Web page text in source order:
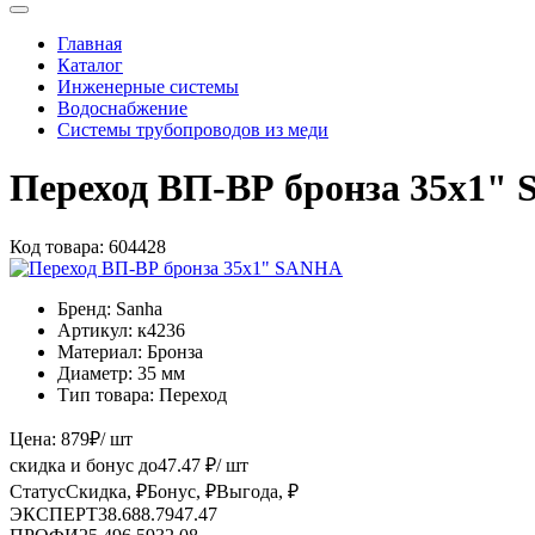
Главная
Каталог
Инженерные системы
Водоснабжение
Системы трубопроводов из меди
Переход ВП-ВР бронза 35x1"
Код товара: 604428
Бренд: Sanha
Артикул: к4236
Материал: Бронза
Диаметр: 35 мм
Тип товара: Переход
Цена: 879₽/ шт
скидка и бонус до47.47 ₽/ шт
СтатусСкидка, ₽Бонус, ₽Выгода, ₽
ЭКСПЕРТ38.688.7947.47